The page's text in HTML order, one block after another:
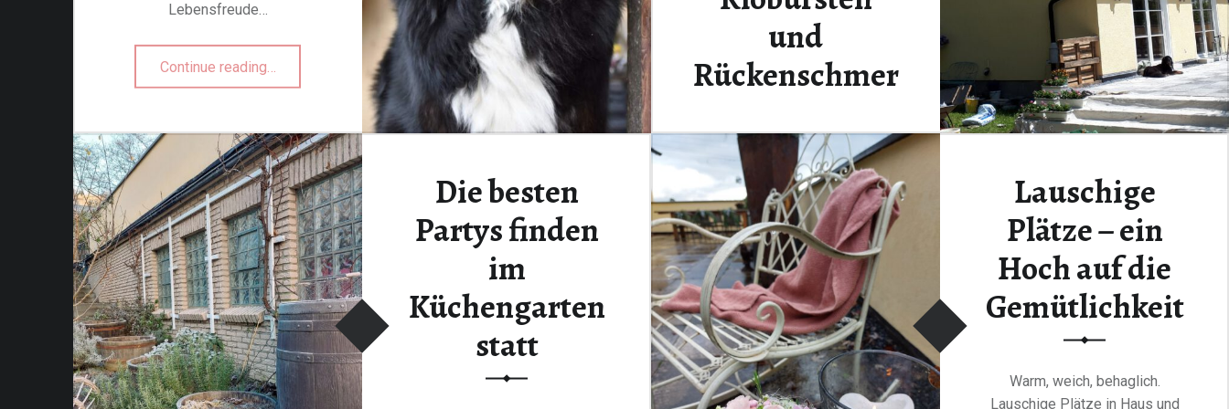
Lebensfreude…
Continue reading
und
Rückenschmer
Kernsanierung. Nur wer es
schon einmal erlebt hat, versteht
den kalten Schauer…
Continue reading “Kernsanierung: Erinnerungen an Lehmputz, Mosaikfliesen, Luxus-Klobürsten und Rückenschmerzen”
…
Die besten
Partys finden
im
Küchengarten
statt
Lauschige
Plätze – ein
Hoch auf die
Gemütlichkeit
Warm, weich, behaglich.
Lauschige Plätze in Haus und